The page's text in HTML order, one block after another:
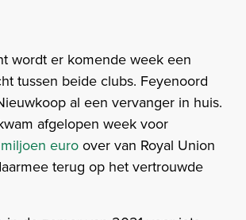
wordt er komende week een
tussen beide clubs. Feyenoord
al een vervanger in huis.
afgelopen week voor
euroover van Royal Union
terug op het vertrouwde